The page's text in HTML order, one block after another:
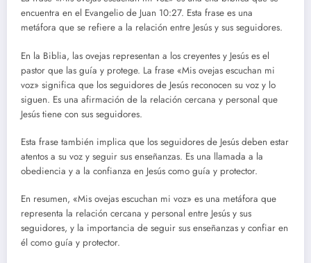
encuentra en el Evangelio de Juan 10:27. Esta frase es una
metáfora que se refiere a la relación entre Jesús y sus seguidores.
En la Biblia, las ovejas representan a los creyentes y Jesús es el
pastor que las guía y protege. La frase «Mis ovejas escuchan mi
voz» significa que los seguidores de Jesús reconocen su voz y lo
siguen. Es una afirmación de la relación cercana y personal que
Jesús tiene con sus seguidores.
Esta frase también implica que los seguidores de Jesús deben estar
atentos a su voz y seguir sus enseñanzas. Es una llamada a la
obediencia y a la confianza en Jesús como guía y protector.
En resumen, «Mis ovejas escuchan mi voz» es una metáfora que
representa la relación cercana y personal entre Jesús y sus
seguidores, y la importancia de seguir sus enseñanzas y confiar en
él como guía y protector.